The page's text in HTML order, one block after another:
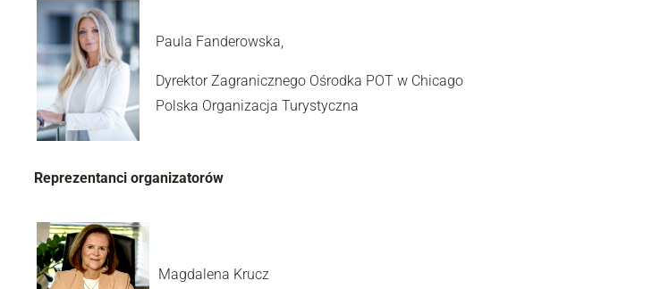
Paula Fanderowska,
Dyrektor Zagranicznego Ośrodka POT w Chicago
Polska Organizacja Turystyczna
Reprezentanci organizatorów
Magdalena Krucz